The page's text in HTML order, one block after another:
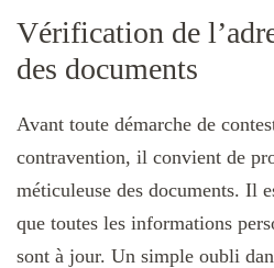
Vérification de
des documents
Avant toute démarche de
contravention, il convient de
méticuleuse des documents. Il
que toutes les informations
sont à jour. Un simple oubli